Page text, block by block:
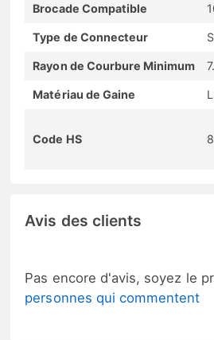
Brocade Compatible
Type de Connecteur
Rayon de Courbure Minimum
Matériau de Gaine
Code HS
Avis des clients
Pas encore d'avis, soyez le
personnes qui commentent